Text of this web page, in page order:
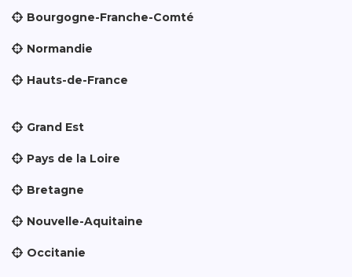
Bourgogne-Franche-Comté
Normandie
Hauts-de-France
Grand Est
Pays de la Loire
Bretagne
Nouvelle-Aquitaine
Occitanie